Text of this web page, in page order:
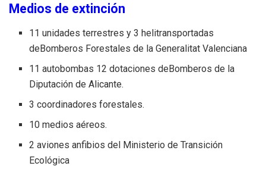
Medios de extinción
11 unidades terrestres y 3 helitransportadas
deBomberos Forestales de la Generalitat Valenciana
11 autobombas 12 dotaciones deBomberos de la
Diputación de Alicante.
3 coordinadores forestales.
10 medios aéreos.
2 aviones anfibios del Ministerio de Transición
Ecológica